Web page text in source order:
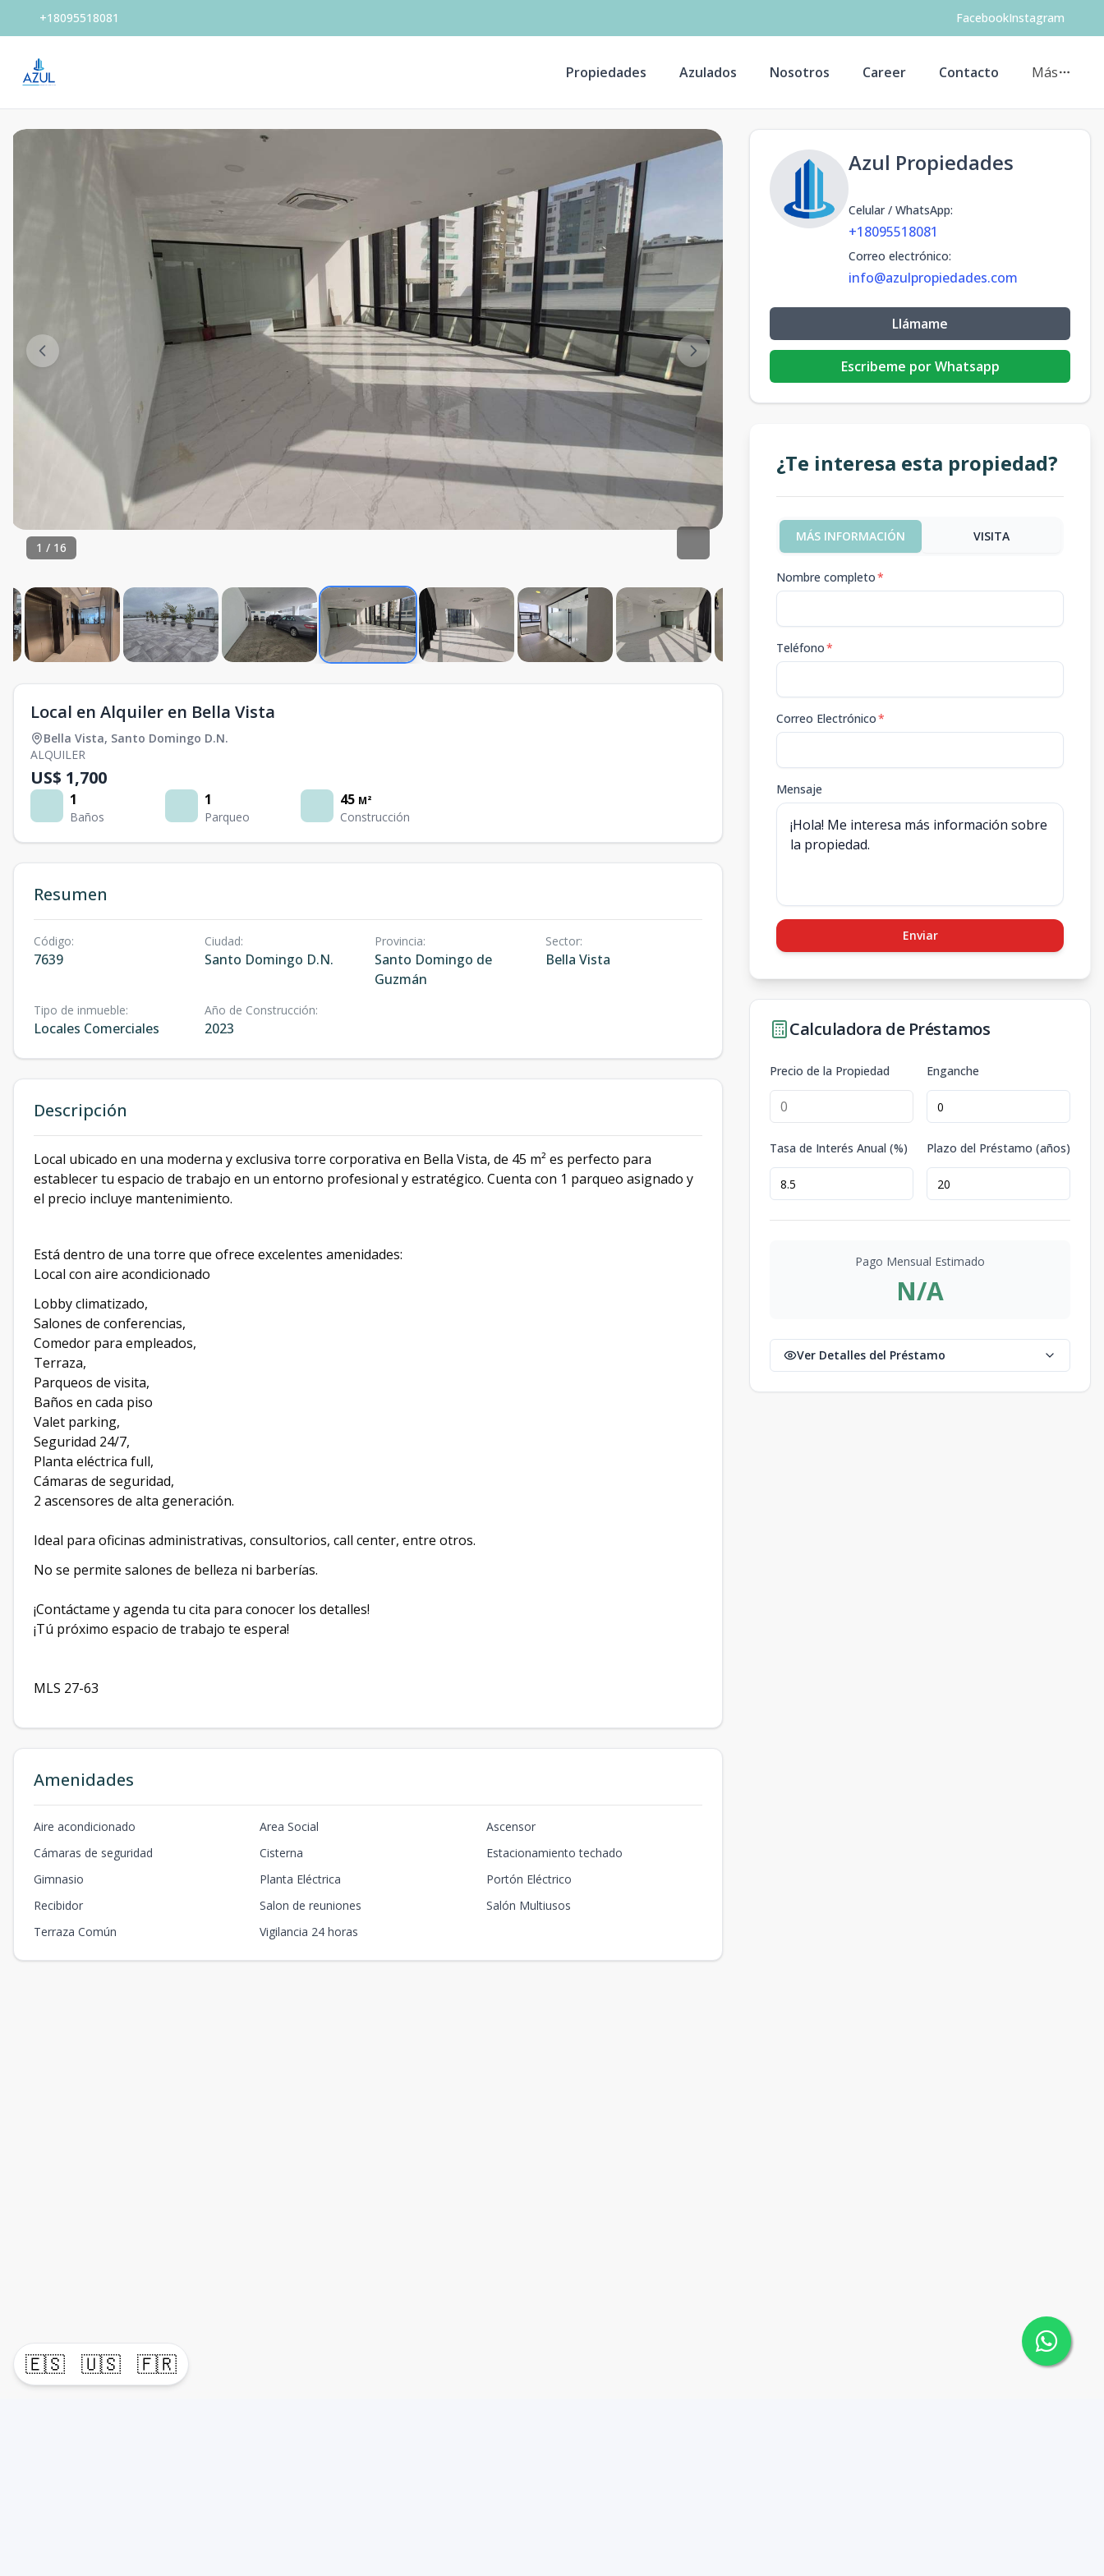
🇪🇸 🇺🇸 🇫🇷
+18095518081 FacebookInstagram
Propiedades Azulados Nosotros Career Contacto Más
1 / 16
Local en Alquiler en Bella Vista
Bella Vista, Santo Domingo D.N.
ALQUILER
US$ 1,700
1
Baños
1
Parqueo
45 M²
Construcción
Resumen
Código:
7639
Ciudad:
Santo Domingo D.N.
Provincia:
Santo Domingo de
Guzmán
Sector:
Bella Vista
Tipo de inmueble:
Locales Comerciales
Año de Construcción:
2023
Descripción
Local ubicado en una moderna y exclusiva torre corporativa en Bella Vista, de 45 m² es perfecto para
establecer tu espacio de trabajo en un entorno profesional y estratégico. Cuenta con 1 parqueo asignado y
el precio incluye mantenimiento.
Está dentro de una torre que ofrece excelentes amenidades:
Local con aire acondicionado
Lobby climatizado,
Salones de conferencias,
Comedor para empleados,
Terraza,
Parqueos de visita,
Baños en cada piso
Valet parking,
Seguridad 24/7,
Planta eléctrica full,
Cámaras de seguridad,
2 ascensores de alta generación.
Ideal para oficinas administrativas, consultorios, call center, entre otros.
No se permite salones de belleza ni barberías.
¡Contáctame y agenda tu cita para conocer los detalles!
¡Tú próximo espacio de trabajo te espera!
MLS 27-63
Amenidades
Aire acondicionado Area Social
Ascensor
Cámaras de seguridad
Cisterna
Estacionamiento techado
Gimnasio
Planta Eléctrica
Portón Eléctrico
Recibidor
Salon de reuniones
Salón Multiusos
Terraza Común
Vigilancia 24 horas
Azul Propiedades
Celular / WhatsApp:
+18095518081
Correo electrónico:
info@azulpropiedades.com
Llámame
Escribeme por Whatsapp
¿Te interesa esta propiedad?
MÁS INFORMACIÓN VISITA
Nombre completo*
Teléfono*
Correo Electrónico*
Mensaje
Enviar
Calculadora de Préstamos
Precio de la Propiedad Enganche
Tasa de Interés Anual (%) Plazo del Préstamo (años)
Pago Mensual Estimado
N/A
Ver Detalles del Préstamo